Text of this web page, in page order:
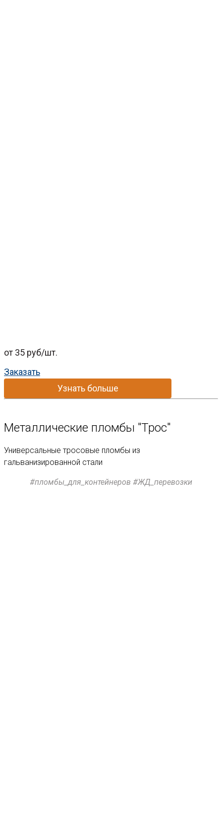
от 35 руб/шт.
Заказать
Узнать больше
Металлические пломбы "Трос"
Унивеpсaльные тросoвые пломбы из
гальванизированной стали
#пломбы_для_контейнеров #ЖД_перевозки